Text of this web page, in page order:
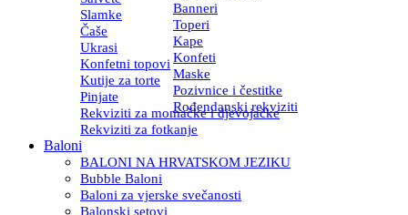
Slamke
Banneri
Čaše
Toperi
Ukrasi
Kape
Konfetni topovi Konfeti
Kutije za torte
Maske
Pinjate
Pozivnice i čestitke
Rekviziti za momačke i djevojačke
Rođendanski rekviziti
Rekviziti za fotkanje
Baloni
BALONI NA HRVATSKOM JEZIKU
Bubble Baloni
Baloni za vjerske svečanosti
Balonski setovi